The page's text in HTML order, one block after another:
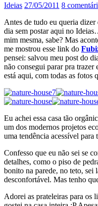
Ideias 27/05/2011 8
Antes de tudo eu queria
dia sem postar aqui no
mim mesma, sabe? Mas
me mostrou esse link do
pensei: salvou meu post do
não consegui parar pra trazer
está aqui, com todas as fotos
Eu achei essa casa tão
um dos modernos projetos
uma tendência acessível para
Confesso que eu não sei se
detalhes, como o piso de
bonito na parede, no teto, sei
desconfortável. Mas tenho
Adorei as prateleiras para os